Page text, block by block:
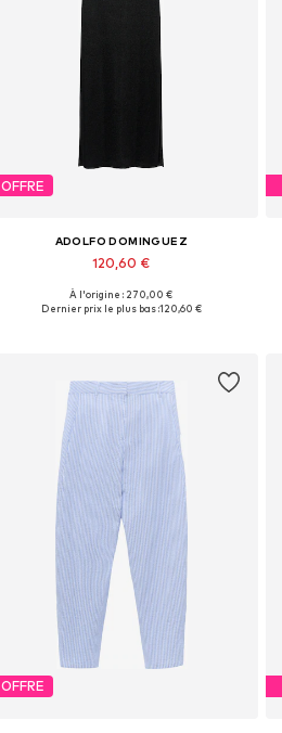
OFFRE
ADOLFO DOMINGUEZ
120,60 €
Tailles disponibles: 36, 38, 40, 42
À l'origine : 270,00 €
Dernier prix le plus bas :120,60 €
OFFRE